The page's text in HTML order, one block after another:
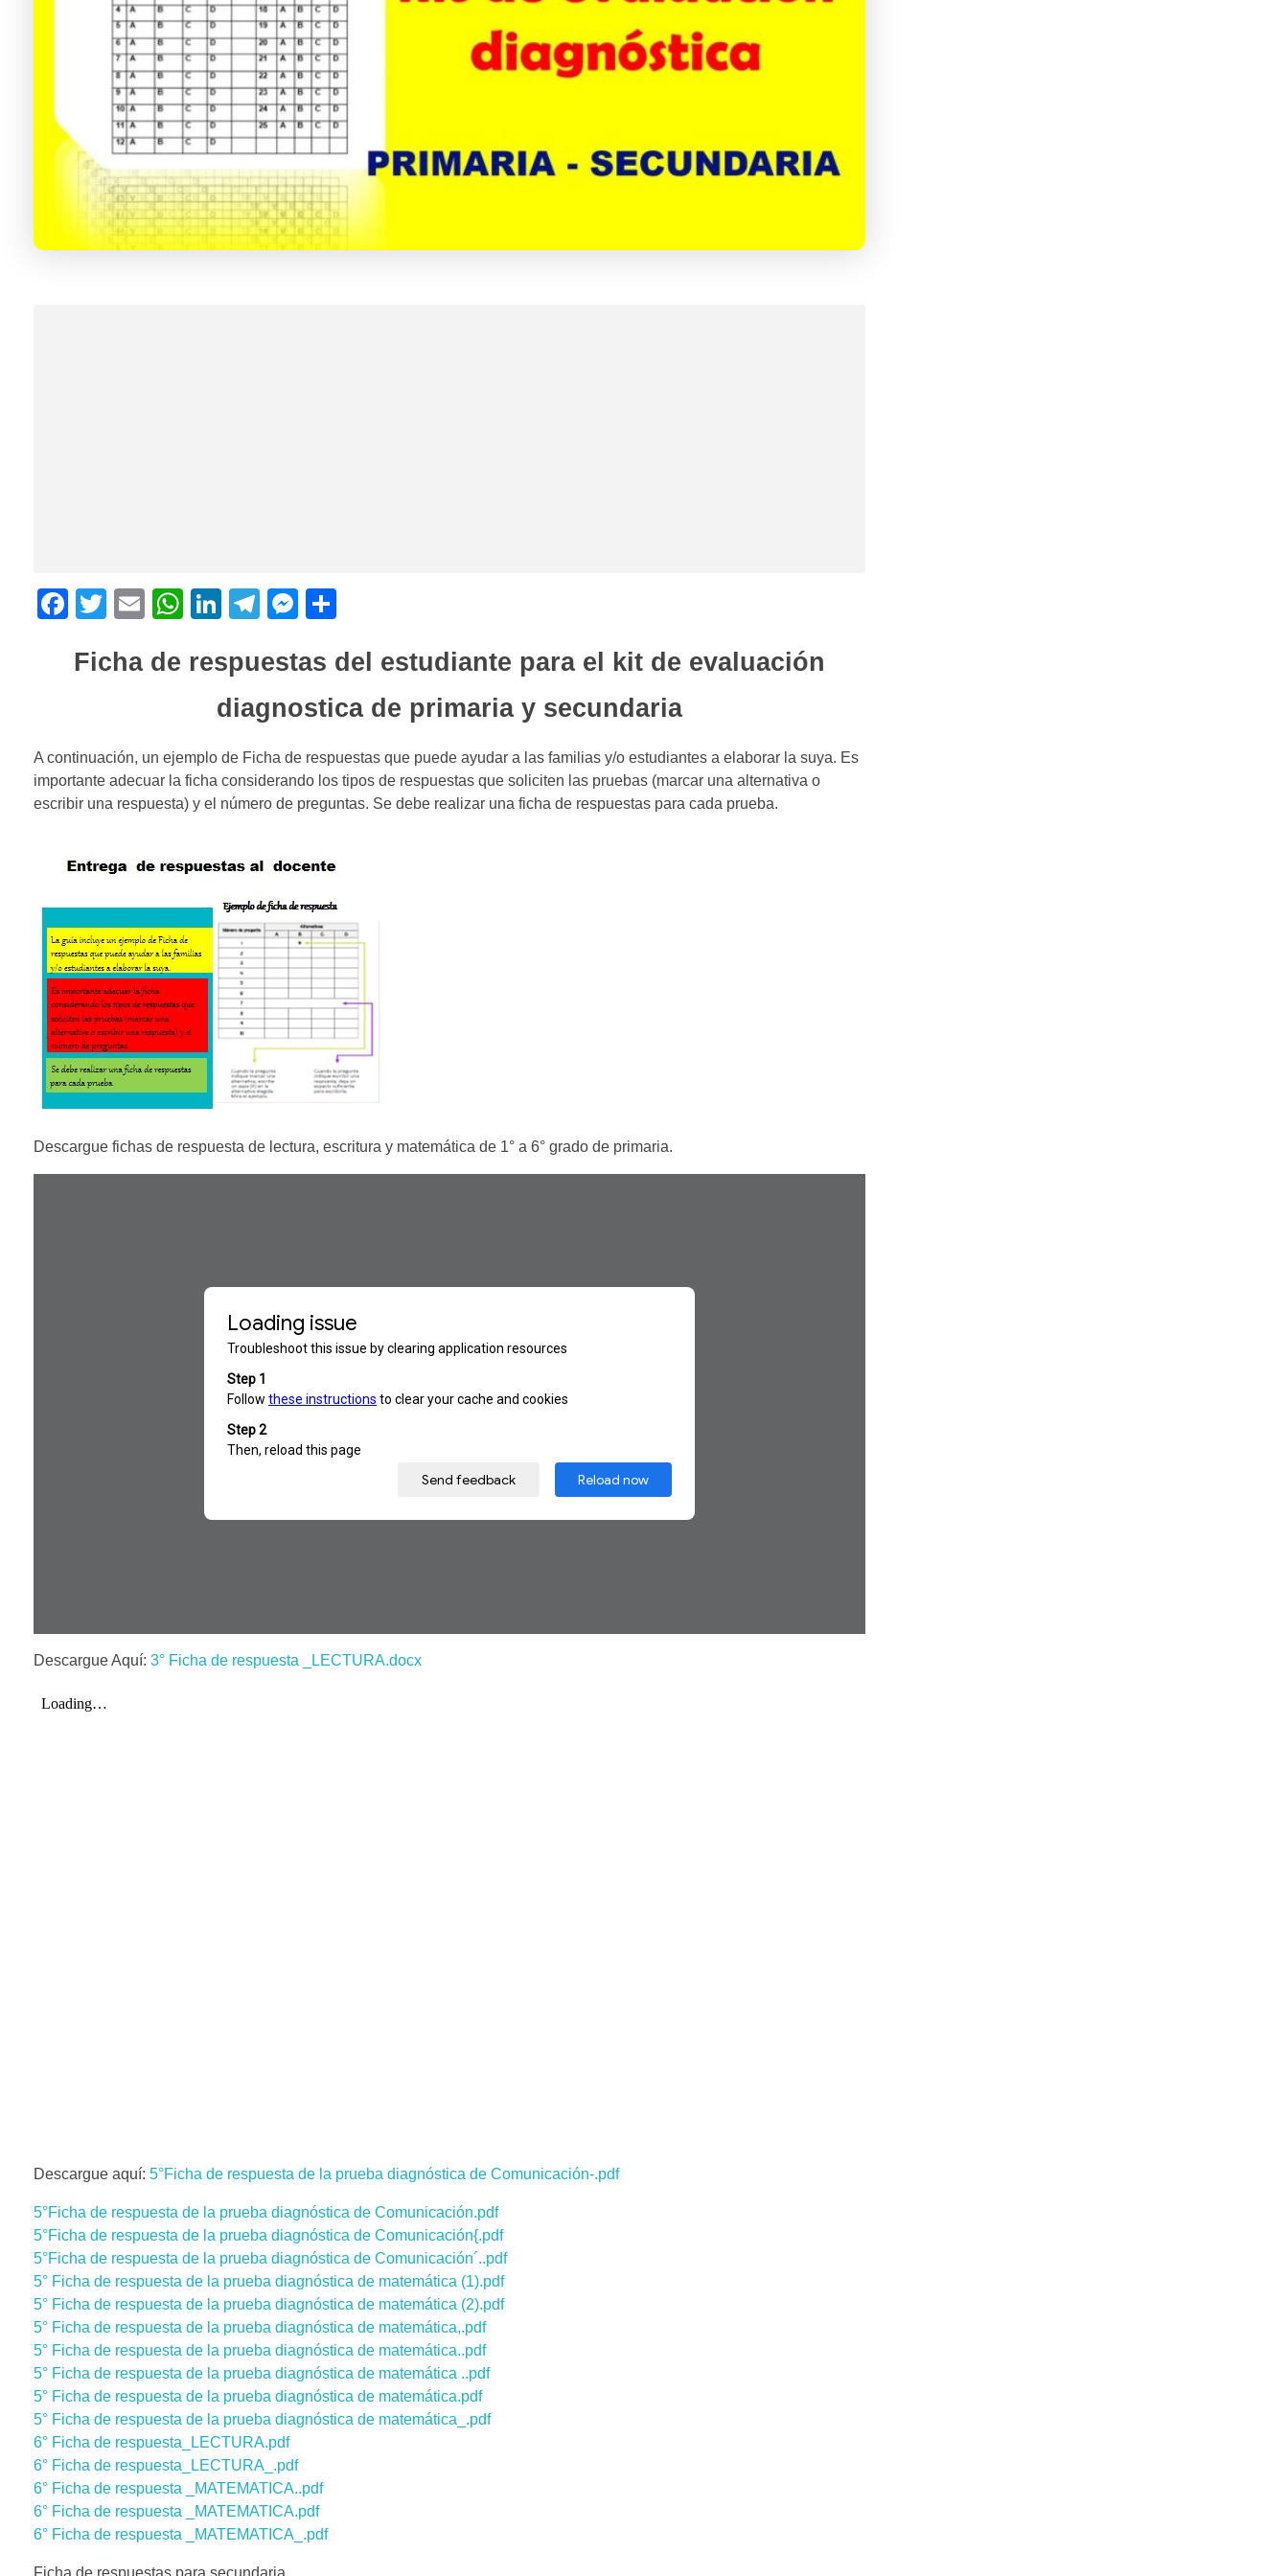
F
c
o
o
k
T
tt
E
ail
W
at
p
p
Li
k
e
dI
n
T
e
gr
a
m
M
ss
e
n
g
er
m
p
ar
tir
Ficha de respuestas del estudiante para el kit de evaluación
diagnostica de primaria y secundaria
A continuación, un ejemplo de Ficha de respuestas que puede ayudar a las familias y/o estudiantes a elaborar la suya. Es
importante adecuar la ficha considerando los tipos de respuestas que soliciten las pruebas (marcar una alternativa o
escribir una respuesta) y el número de preguntas. Se debe realizar una ficha de respuestas para cada prueba.
Descargue fichas de respuesta de lectura, escritura y matemática de 1° a 6° grado de primaria.
Descargue Aquí: 3° Ficha de respuesta _LECTURA.docx
Descargue aquí: 5°Ficha de respuesta de la prueba diagnóstica de Comunicación-.pdf
5°Ficha de respuesta de la prueba diagnóstica de Comunicación.pdf
5°Ficha de respuesta de la prueba diagnóstica de Comunicación{.pdf
5°Ficha de respuesta de la prueba diagnóstica de Comunicación´..pdf
5° Ficha de respuesta de la prueba diagnóstica de matemática (1).pdf
5° Ficha de respuesta de la prueba diagnóstica de matemática (2).pdf
5° Ficha de respuesta de la prueba diagnóstica de matemática,.pdf
5° Ficha de respuesta de la prueba diagnóstica de matemática..pdf
5° Ficha de respuesta de la prueba diagnóstica de matemática ..pdf
5° Ficha de respuesta de la prueba diagnóstica de matemática.pdf
5° Ficha de respuesta de la prueba diagnóstica de matemática_.pdf
6° Ficha de respuesta_LECTURA.pdf
6° Ficha de respuesta_LECTURA_.pdf
6° Ficha de respuesta _MATEMATICA..pdf
6° Ficha de respuesta _MATEMATICA.pdf
6° Ficha de respuesta _MATEMATICA_.pdf